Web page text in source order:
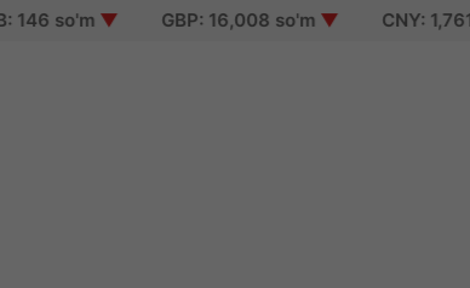
▼ GBP: 16,008 so'm▼ CNY: 1,761 so'm